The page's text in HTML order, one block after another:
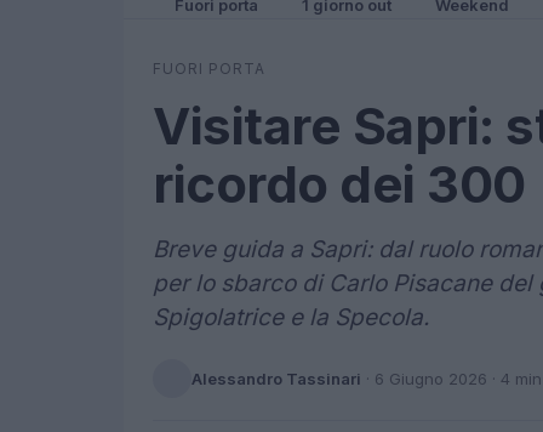
Fuori porta 1 giorno out Weekend
FUORI PORTA
Visitare Sapri:
ricordo dei 300
Breve guida a Sapri: dal ruolo
per lo sbarco di Carlo Pisacane
Spigolatrice e la Specola.
Alessandro Tassinari · 6 Giugno 2026 · 4 min